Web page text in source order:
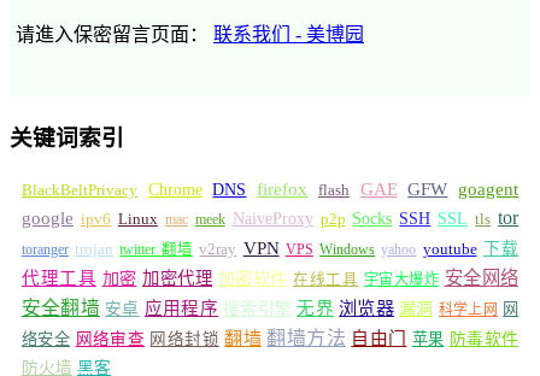
请進入保密留言页面： 联系我们 - 美博园
关键词索引
BlackBeltPrivacy Chrome DNS firefox flash GAE GFW
goagent
google ipv6 Linux mac meek NaiveProxy p2p Socks SSH SSL tls tor
toranger trojan twitter 翻墙 v2ray VPN VPS Windows yahoo youtube 下载
代理工具 加密 加密代理 加密软件 在线工具 宇宙大爆炸 安全网络
安全翻墙 安卓 应用程序 搜索引擎 无界 浏览器 漏洞 科学上网 网
络安全 网络审查 网络封锁 翻墙 翻墙方法 自由门 苹果 防毒软件
防火墙 黑客